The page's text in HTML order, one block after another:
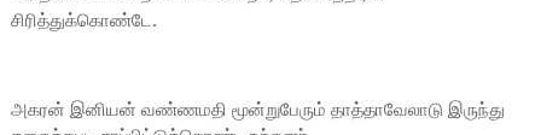
சிரித்துக்கொண்டே.
அகரன் இனியன் வண்ணமதி மூன்றுபேரும் தாத்தாவேலாடு இருந்து